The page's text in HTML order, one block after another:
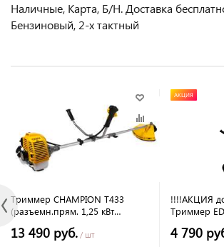
Наличные, Карта, Б/Н. Доставка
Бензиновый, 2-х тактный
Триммер CHAMPION T433
(разъемн.прям. 1,25 кВт
U-ручка легк.старт)
13 490 руб. / шт
АКЦИЯ
!!!!АКЦИЯ до
Триммер
4 790